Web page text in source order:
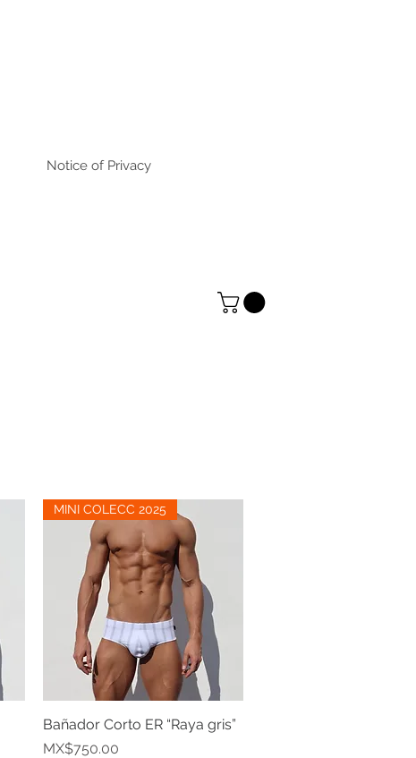
Notice of Privacy
Quick View
MINI COLECC 2025
Bañador Corto ER “Raya gris”
Price
MX$750.00